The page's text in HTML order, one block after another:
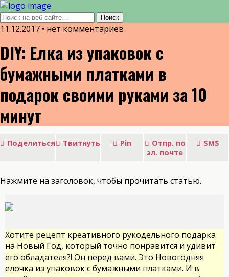
11.12.2017 • нет комментариев
DIY: Елка из упаковок с
бумажными платками в
подарок своими руками за 10
минут
Поделиться Твитнуть Pin
Отпр. по
эл. почте
SMS
Нажмите на заголовок, чтобы прочитать статью.
Хотите рецепт креативного рукодельного подарка
на Новый Год, который точно понравится и удивит
его обладателя?! Он перед вами. Это Новогодняя
елочка из упаковок с бумажными платками. И в